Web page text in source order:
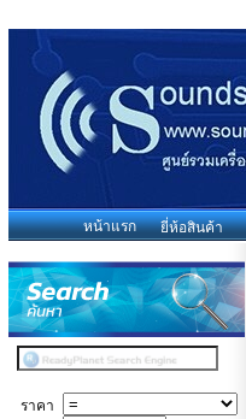
หน้าแรก ยี่ห้อสินค้า
ราคา